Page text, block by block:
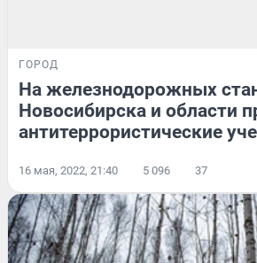
ГОРОД
На железнодорожных
Новосибирска и области
антитеррористические
16 мая, 2022, 21:40 5 096 37